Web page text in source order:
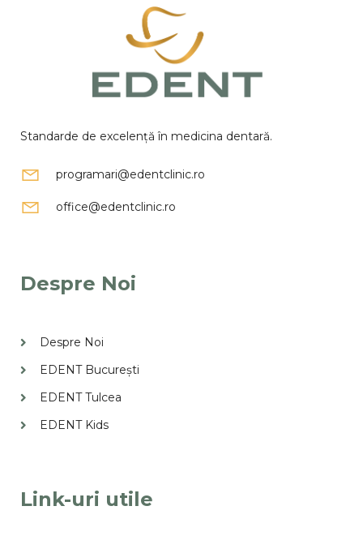
Standarde de excelență în medicina dentară.
programari@edentclinic.ro
office@edentclinic.ro
Despre Noi
Despre Noi
EDENT București
EDENT Tulcea
EDENT Kids
Link-uri utile